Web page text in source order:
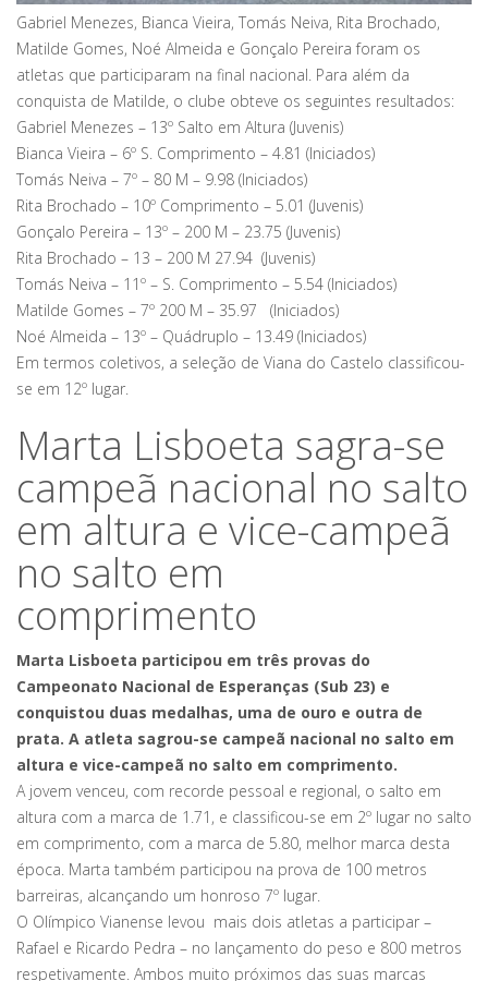
Gabriel Menezes, Bianca Vieira, Tomás Neiva, Rita Brochado,
Matilde Gomes, Noé Almeida e Gonçalo Pereira foram os
atletas que participaram na final nacional. Para além da
conquista de Matilde, o clube obteve os seguintes resultados:
Gabriel Menezes – 13º Salto em Altura (Juvenis)
Bianca Vieira – 6º S. Comprimento – 4.81 (Iniciados)
Tomás Neiva – 7º – 80 M – 9.98 (Iniciados)
Rita Brochado – 10º Comprimento – 5.01 (Juvenis)
Gonçalo Pereira – 13º – 200 M – 23.75 (Juvenis)
Rita Brochado – 13 – 200 M 27.94 (Juvenis)
Tomás Neiva – 11º – S. Comprimento – 5.54 (Iniciados)
Matilde Gomes – 7º 200 M – 35.97 (Iniciados)
Noé Almeida – 13º – Quádruplo – 13.49 (Iniciados)
Em termos coletivos, a seleção de Viana do Castelo classificou-
se em 12º lugar.
Marta Lisboeta sagra-se
campeã nacional no salto
em altura e vice-campeã
no salto em
comprimento
Marta Lisboeta participou em três provas do
Campeonato Nacional de Esperanças (Sub 23) e
conquistou duas medalhas, uma de ouro e outra de
prata. A atleta sagrou-se campeã nacional no salto em
altura e vice-campeã no salto em comprimento.
A jovem venceu, com recorde pessoal e regional, o salto em
altura com a marca de 1.71, e classificou-se em 2º lugar no salto
em comprimento, com a marca de 5.80, melhor marca desta
época. Marta também participou na prova de 100 metros
barreiras, alcançando um honroso 7º lugar.
O Olímpico Vianense levou mais dois atletas a participar –
Rafael e Ricardo Pedra – no lançamento do peso e 800 metros
respetivamente. Ambos muito próximos das suas marcas